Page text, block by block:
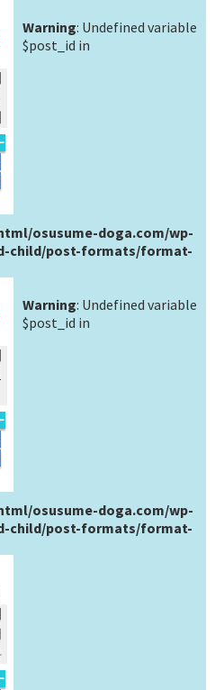
Warning: Undefined variable
$post_id in
osusume-doga.com/wp-
child/post-formats/format-
Warning: Undefined variable
$post_id in
osusume-doga.com/wp-
child/post-formats/format-